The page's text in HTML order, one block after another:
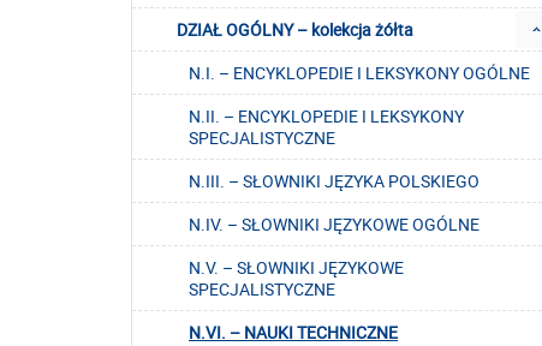
DZIAŁ OGÓLNY – kolekcja żółta
N.I. – ENCYKLOPEDIE I LEKSYKONY OGÓLNE
N.II. – ENCYKLOPEDIE I LEKSYKONY
SPECJALISTYCZNE
N.III. – SŁOWNIKI JĘZYKA POLSKIEGO
N.IV. – SŁOWNIKI JĘZYKOWE OGÓLNE
N.V. – SŁOWNIKI JĘZYKOWE
SPECJALISTYCZNE
N.VI. – NAUKI TECHNICZNE